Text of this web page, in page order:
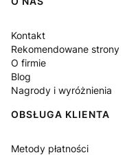
Kontakt
Rekomendowane strony
O firmie
Blog
Nagrody i wyróżnienia
OBSŁUGA KLIENTA
Metody płatności